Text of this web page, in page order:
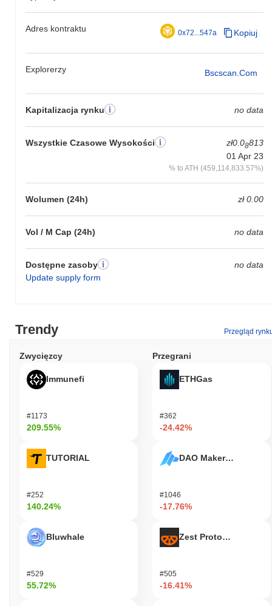
Adres kontraktu 0x72...547a Kopiuj
Explorerzy Bscscan.com
Kapitalizacja rynku no data
Wszystkie Czasowe Wysokości zł0.08813
01 Apr 23
% to ATH (459,114,833.57%)
Wolumen (24h) zł 0.00
Vol / M Cap (24h) no data
Dostępne zasoby
Update supply form
no data
Trendy Przegląd
Zwycięzcy
Immunefi
#1173
209.55%
TUTORIAL
#252
140.24%
Bluwhale
#529
55.72%
Przegrani
ETHGas
#362
-24.42%
DAO Maker Token
#1046
-17.76%
Zest Protocol
#505
-16.41%